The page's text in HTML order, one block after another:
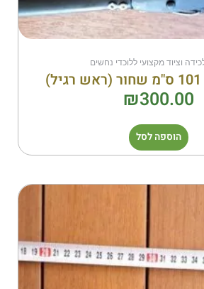
וציוד מקצועי ללוכדי נחשים
₪300.00
הוספה לסל